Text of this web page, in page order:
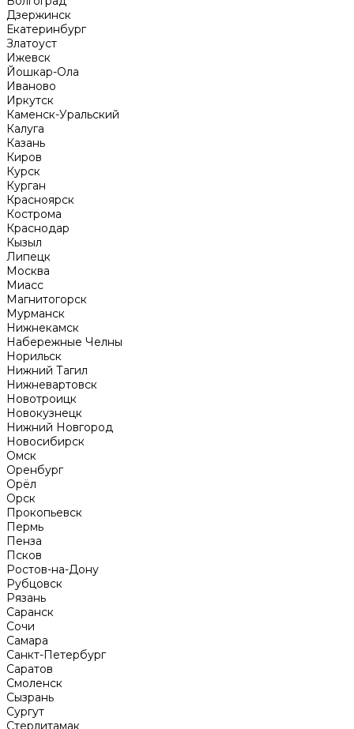
Дзержинск
Екатеринбург
Златоуст
Ижевск
Йошкар-Ола
Иваново
Иркутск
Каменск-Уральский
Калуга
Казань
Киров
Курск
Курган
Красноярск
Кострома
Краснодар
Кызыл
Липецк
Москва
Миасс
Магнитогорск
Мурманск
Нижнекамск
Набережные Челны
Норильск
Нижний Тагил
Нижневартовск
Новотроицк
Новокузнецк
Нижний Новгород
Новосибирск
Омск
Оренбург
Орёл
Орск
Прокопьевск
Пермь
Пенза
Псков
Ростов-на-Дону
Рубцовск
Рязань
Саранск
Сочи
Самара
Санкт-Петербург
Саратов
Смоленск
Сызрань
Сургут
Стерлитамак